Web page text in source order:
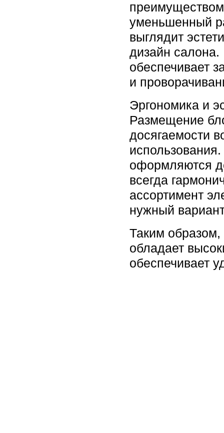
преимуществом
уменьшенный
выглядит
дизайн салона.
обеспечивает
и
Эргономика и
Размещение
досягаемости
оформляются
всегда
ассортимент
нужный
Таким образом,
обладает
обеспечивает